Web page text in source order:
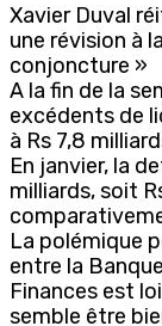
Xavier Duval
une révision à
conjoncture »
A la fin de la
excédents de
à Rs 7,8
En janvier, la
milliards, soit
La polémique
entre la
Finances est
semble être